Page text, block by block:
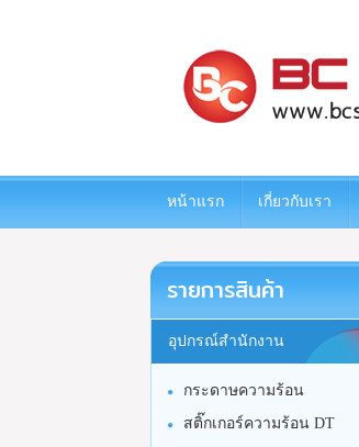
หน้าแรก เกี่ยวกับเรา
รายการสินค้า
อุปกรณ์สำนักงาน
กระดาษความร้อน
สติ๊กเกอร์ความร้อน DT